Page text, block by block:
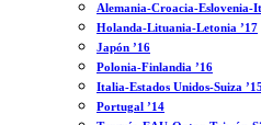
Alemania-Croacia-Eslovenia-
Holanda-Lituania-Letonia ’17
Japón ’16
Polonia-Finlandia ’16
Italia-Estados Unidos-Suiza ’15
Portugal ’14